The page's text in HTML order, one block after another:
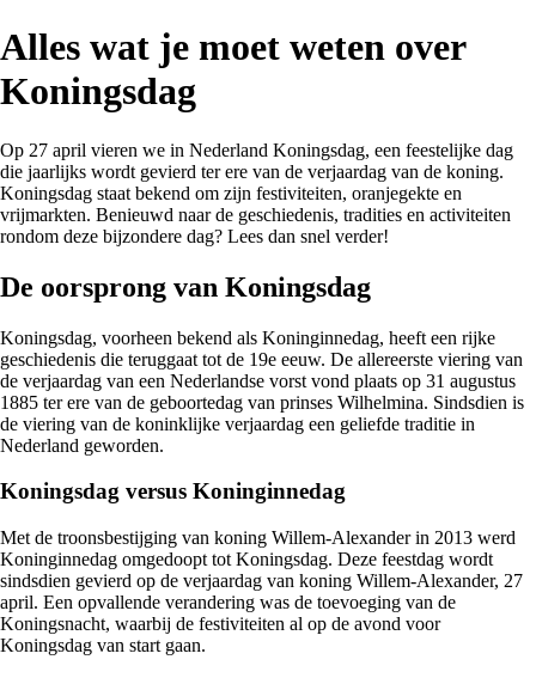
Alles wat je moet weten over
Koningsdag
Op 27 april vieren we in Nederland Koningsdag, een feestelijke dag
die jaarlijks wordt gevierd ter ere van de verjaardag van de koning.
Koningsdag staat bekend om zijn festiviteiten, oranjegekte en
vrijmarkten. Benieuwd naar de geschiedenis, tradities en activiteiten
rondom deze bijzondere dag? Lees dan snel verder!
De oorsprong van Koningsdag
Koningsdag, voorheen bekend als Koninginnedag, heeft een rijke
geschiedenis die teruggaat tot de 19e eeuw. De allereerste viering van
de verjaardag van een Nederlandse vorst vond plaats op 31 augustus
1885 ter ere van de geboortedag van prinses Wilhelmina. Sindsdien is
de viering van de koninklijke verjaardag een geliefde traditie in
Nederland geworden.
Koningsdag versus Koninginnedag
Met de troonsbestijging van koning Willem-Alexander in 2013 werd
Koninginnedag omgedoopt tot Koningsdag. Deze feestdag wordt
sindsdien gevierd op de verjaardag van koning Willem-Alexander, 27
april. Een opvallende verandering was de toevoeging van de
Koningsnacht, waarbij de festiviteiten al op de avond voor
Koningsdag van start gaan.